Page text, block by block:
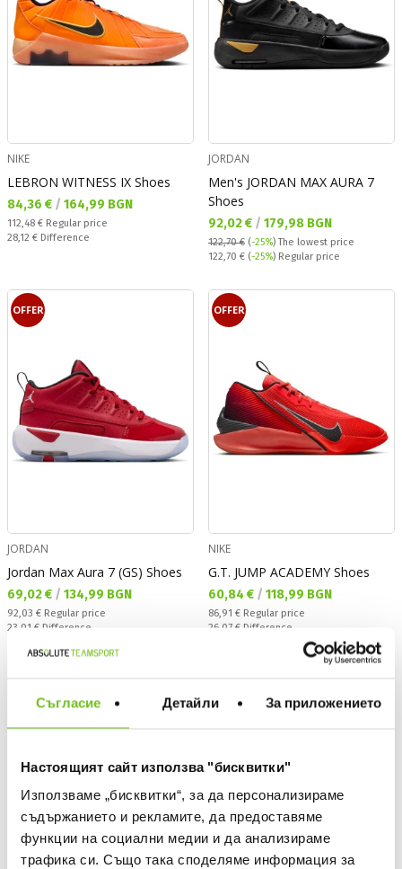
Съгласие Детайли За приложението
Настоящият сайт използва "бисквитки"
Използваме „бисквитки“, за да персонализираме
съдържанието и рекламите, да предоставяме
функции на социални медии и да анализираме
трафика си. Също така споделяме информация за
NIKE
LEBRON WITNESS IX Shoes
Текуща цена:
84,36 € / 164,99 BGN
Regular price:
112,48 € Regular price
Спестявате:
28,12 € Difference
JORDAN
Men's JORDAN MAX AURA 7
Shoes
Текуща цена:
92,02 € / 179,98 BGN
122,70 € (-25%)The lowest price
Regular price:
122,70 € (-25%) Regular price
OFFER
JORDAN
Jordan Max Aura 7 (GS) Shoes
Текуща цена:
69,02 € / 134,99 BGN
Regular price:
92,03 € Regular price
Спестявате:
23,01 € Difference
OFFER
NIKE
G.T. JUMP ACADEMY Shoes
Текуща цена:
60,84 € / 118,99 BGN
Regular price:
86,91 € Regular price
Спестявате:
26,07 € Difference